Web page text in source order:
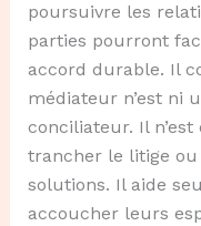
poursuivre les
parties pourront
accord durable. Il
médiateur n’est ni
conciliateur. Il
trancher le litige
solutions. Il aide
accoucher leurs